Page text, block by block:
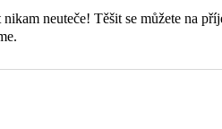
neuteče! Těšit se můžete na